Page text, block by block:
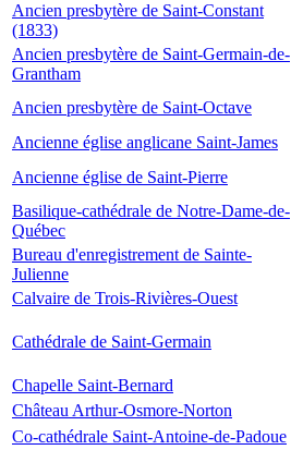
Ancien presbytère de Saint-Constant
(1833)
Ancien presbytère de Saint-Germain-de-
Grantham
Ancien presbytère de Saint-Octave
Ancienne église anglicane Saint-James
Ancienne église de Saint-Pierre
Basilique-cathédrale de Notre-Dame-de-
Québec
Bureau d'enregistrement de Sainte-
Julienne
Calvaire de Trois-Rivières-Ouest
Cathédrale de Saint-Germain
Chapelle Saint-Bernard
Château Arthur-Osmore-Norton
Co-cathédrale Saint-Antoine-de-Padoue